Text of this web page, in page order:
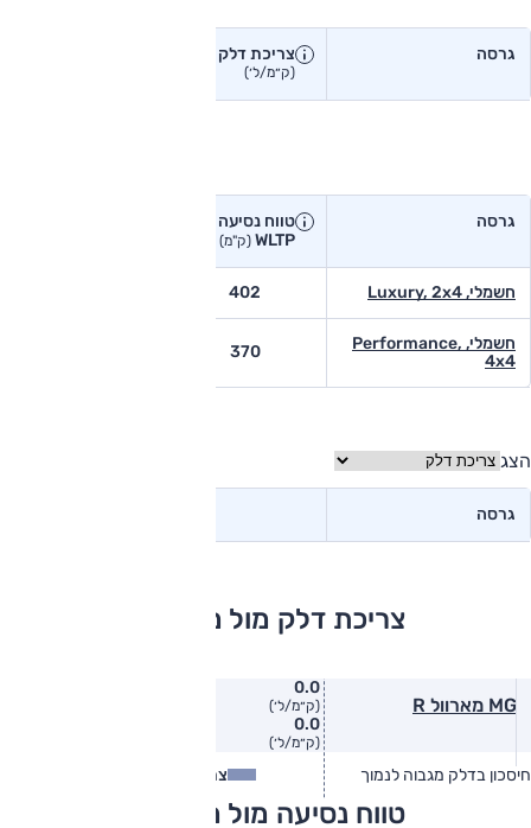
גרסה צריכת דלק יצרן
(ק״מ/ל׳)
גרסה
טווח נסיעה יצרן
WLTP(ק"מ)
חשמלי, Luxury, 2x4 402
חשמלי, Performance,
4x4
370
הצג
גרסה
צריכת דלק מול מתחרים
MG מארוול R
0.0
(ק״מ/ל׳)
0.0
(ק״מ/ל׳)
חיסכון בדלק מגבוה לנמוך צריכת דלק
טווח נסיעה מול מתחרים